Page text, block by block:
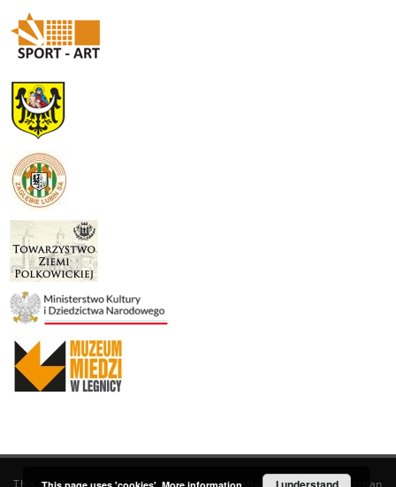
This service runs onDInGO dLibra 6.3.19software created by Poznan